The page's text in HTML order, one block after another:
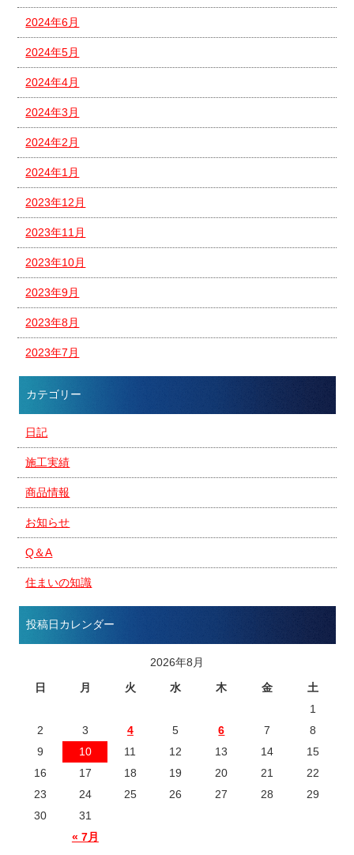
2024年6月
2024年5月
2024年4月
2024年3月
2024年2月
2024年1月
2023年12月
2023年11月
2023年10月
2023年9月
2023年8月
2023年7月
カテゴリー
日記
施工実績
商品情報
お知らせ
Q＆A
住まいの知識
投稿日カレンダー
2026年8月
日
月 火 水 木 金 土
« 7月
1
2
3 4 5 6 7
8
9
10 11 12 13 14
15
16
17 18 19 20 21
22
23
24 25 26 27 28
29
30
31